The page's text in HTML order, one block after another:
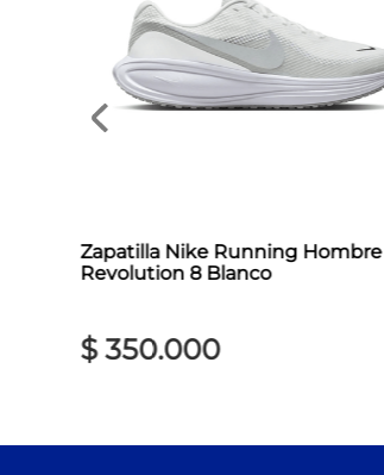
Zapatilla Nike Running Hombre
Revolution 8 Blanco
$ 350.000